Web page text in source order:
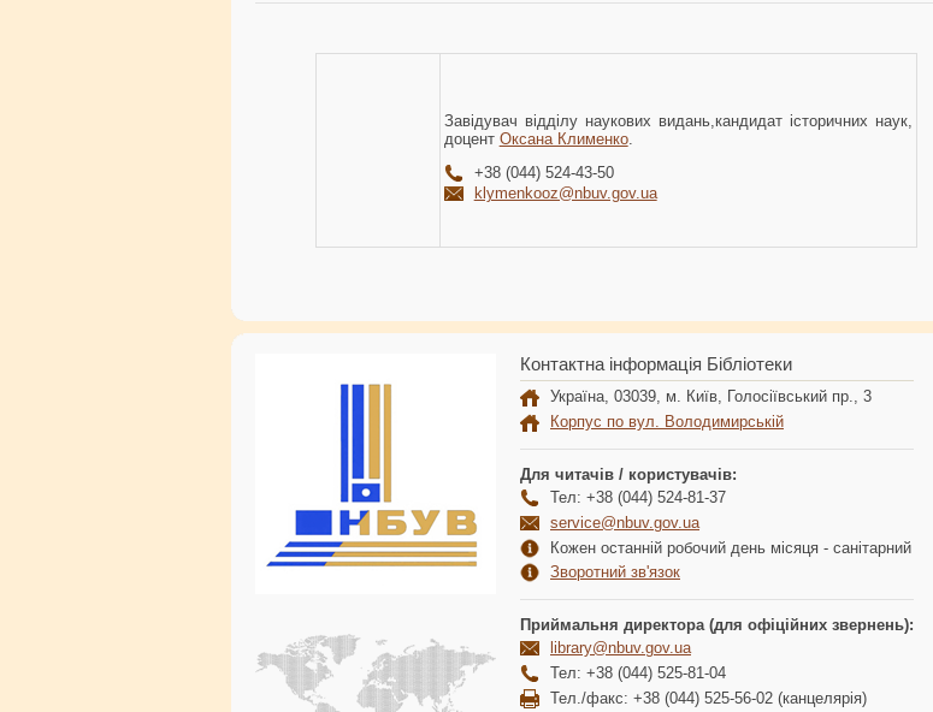
Завідувач відділу наукових видань,кандидат історичних наук,
доцент Оксана Клименко.
+38 (044) 524-43-50
klymenkooz@nbuv.gov.ua
Контактна інформація Бібліотеки
Україна, 03039, м. Київ, Голосіївський пр., 3
Корпус по вул. Володимирській
Для читачів / користувачів:
Тел: +38 (044) 524-81-37
service@nbuv.gov.ua
Кожен останній робочий день місяця - санітарний
Зворотний зв'язок
Приймальня директора (для офіційних звернень):
library@nbuv.gov.ua
Тел: +38 (044) 525-81-04
Тел./факс: +38 (044) 525-56-02 (канцелярія)